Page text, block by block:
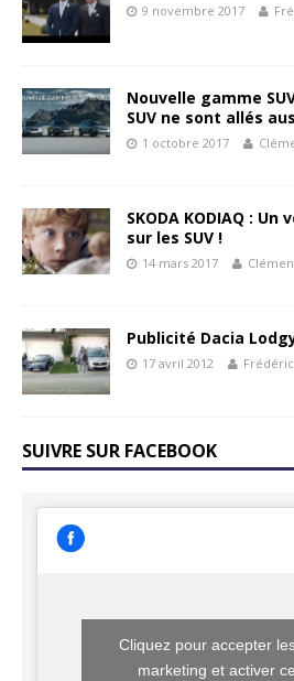
9 novembre 2017
Nouvelle gamme
SUV ne sont allés
1 octobre 2017
SKODA KODIAQ :
sur les SUV !
14 mars 2017
Publicité Dacia
17 avril 2012 Frédéric
SUIVRE SUR FACEBOOK
Cliquez pour accepter
marketing et activer